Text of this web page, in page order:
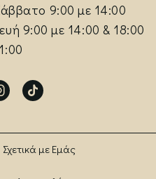
9:00 με 14:00
9:00 με 14:00 & 18:00
Tik-
Σχετικά με Εμάς